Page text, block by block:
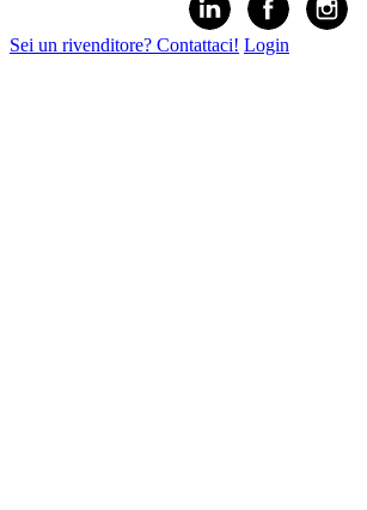
Sei un rivenditore? Contattaci! Login